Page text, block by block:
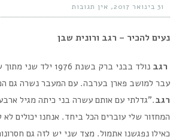
31 בינואר 2017 אין תגובות
נעים להכיר – רגב ורונית שבן
רגב
נולד בבני ברק בשנת
עבר למושב פארן בערבה. עם המעבר נשרה גם
רגב."גדלתי עם אותם עשרה בני כיתה מגיל
המחזור שלי עוברים הכל ביחד. אנחנו יכולים
כאילו נפגשנו אתמול. מצד שני יש לזה גם